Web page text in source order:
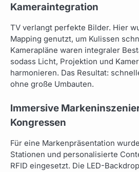
Kameraintegration
TV verlangt perfekte Bilder. Hier
Mapping genutzt, um Kulissen
Kamerapläne waren integraler
sodass Licht, Projektion und
harmonieren. Das Resultat:
ohne große Umbauten.
Immersive
Kongressen
Für eine Markenpräsentation
Stationen und personalisierte
RFID eingesetzt. Die LED-